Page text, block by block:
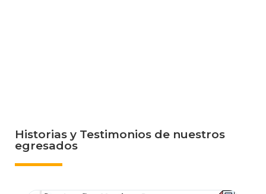
Historias y Testimonios de nuestros
egresados